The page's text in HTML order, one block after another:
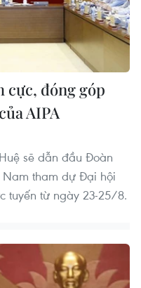
cực, đóng góp
AIPA
sẽ dẫn đầu Đoàn
tham dự Đại hội
tuyến từ ngày 23-25/8.